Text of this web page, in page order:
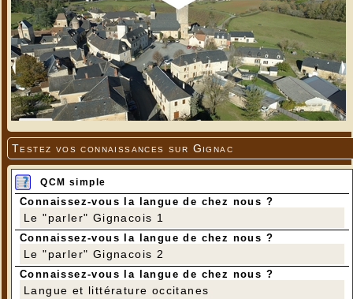
Testez vos connaissances sur Gignac
QCM simple
Connaissez-vous la langue de chez nous ?
Le "parler" Gignacois 1
Connaissez-vous la langue de chez nous ?
Le "parler" Gignacois 2
Connaissez-vous la langue de chez nous ?
Langue et littérature occitanes